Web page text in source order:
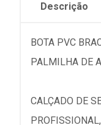
Descrição
BOTA PVC
PALMILHA DE
CALÇADO DE